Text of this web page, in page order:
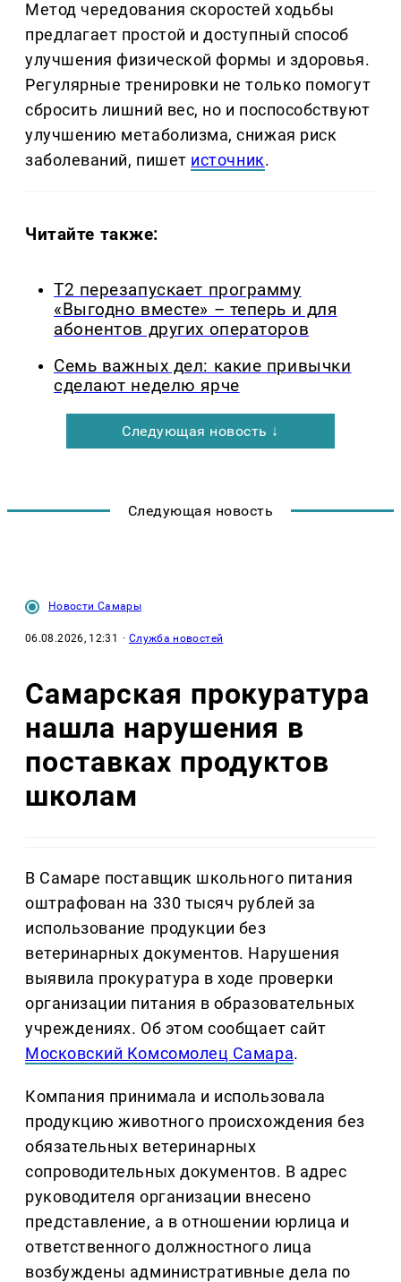
Метод чередования скоростей ходьбы
предлагает простой и доступный способ
улучшения физической формы и здоровья.
Регулярные тренировки не только помогут
сбросить лишний вес, но и поспособствуют
улучшению метаболизма, снижая риск
заболеваний, пишет источник.
Читайте также:
Т2 перезапускает программу
«Выгодно вместе» – теперь и для
абонентов других операторов
Семь важных дел: какие привычки
сделают неделю ярче
Следующая новость ↓
Следующая новость
Новости Самары
06.08.2026, 12:31 · Служба новостей
Самарская прокуратура
нашла нарушения в
поставках продуктов
школам
В Самаре поставщик школьного питания
оштрафован на 330 тысяч рублей за
использование продукции без
ветеринарных документов. Нарушения
выявила прокуратура в ходе проверки
организации питания в образовательных
учреждениях. Об этом сообщает сайт
Московский Комсомолец Самара.
Компания принимала и использовала
продукцию животного происхождения без
обязательных ветеринарных
сопроводительных документов. В адрес
руководителя организации внесено
представление, а в отношении юрлица и
ответственного должностного лица
возбуждены административные дела по